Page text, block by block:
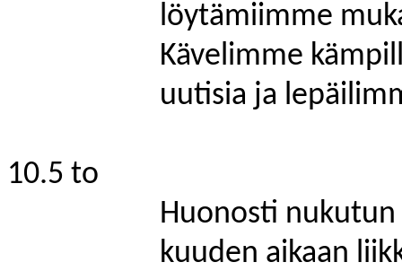
löytämiimme
Kävelimme
uutisia ja
10.5 to
Huonosti nukutun
kuuden aikaan